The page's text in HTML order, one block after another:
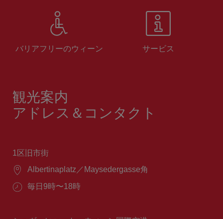
バリアフリーのウィーン サービス
観光案内
アドレス＆コンタクト
1区旧市街
場
Albertinaplatz／Maysedergasse角
営
毎日9時〜18時